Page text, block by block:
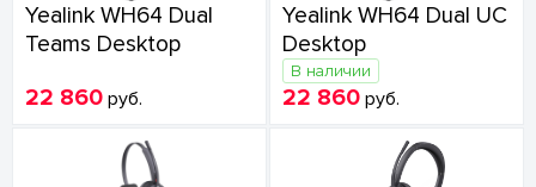
Yealink WH64 Dual
Teams Desktop
22 860 руб.
Yealink WH64 Dual UC
Desktop
В наличии
22 860 руб.